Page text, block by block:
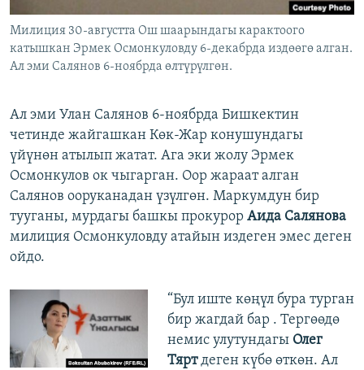
Милиция 30-августта Ош шаарындагы карактоого
катышкан Эрмек Осмонкуловду 6-декабрда издөөгө алган.
Ал эми Салянов 6-ноябрда өлтүрүлгөн.
Ал эми Улан Салянов 6-ноябрда Бишкектин
четинде жайгашкан Көк-Жар конушундагы
үйүнөн атылып жатат. Ага эки жолу Эрмек
Осмонкулов ок чыгарган. Оор жараат алган
Салянов ооруканадан үзүлгөн. Маркумдун бир
тууганы, мурдагы башкы прокурор Аида Салянова
милиция Осмонкуловду атайын издеген эмес деген
ойдо.
“Бул иште көңүл бура турган
бир жагдай бар . Тергөөдө
немис улутундагы Олег
Тяртдеген күбө өткөн. Ал